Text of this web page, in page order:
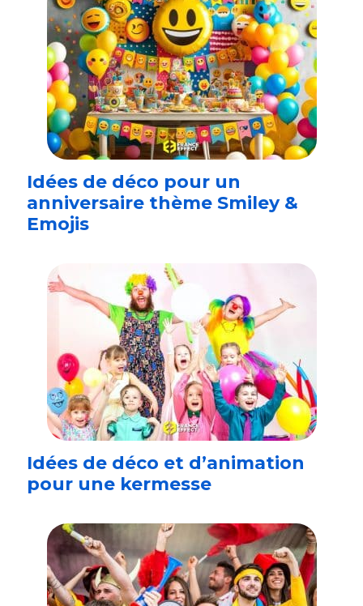
Idées de déco pour un
anniversaire thème Smiley &
Emojis
Idées de déco et d’animation
pour une kermesse